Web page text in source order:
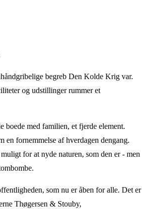
begreb Den Kolde Krig var.
og udstillinger rummer et
boede med familien, et fjerde element.
fornemmelse af hverdagen dengang.
for at nyde naturen, som den er - men
som nu er åben for alle. Det er
Thøgersen & Stouby,